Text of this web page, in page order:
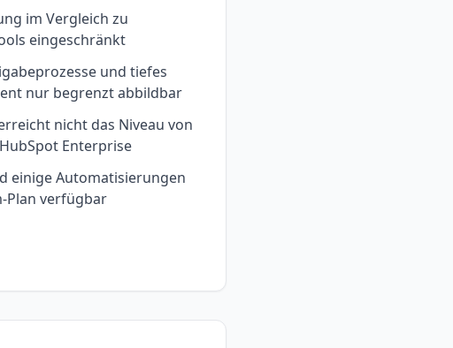
im Vergleich zu
eingeschränkt
und tiefes
nur begrenzt abbildbar
nicht das Niveau von
Enterprise
einige Automatisierungen
Plan verfügbar